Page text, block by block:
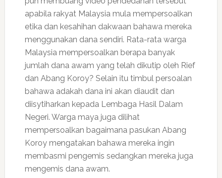
apabila rakyat Malaysia mula mempersoalkan
etika dan kesahihan dakwaan bahawa mereka
menggunakan dana sendiri. Rata-rata warga
Malaysia mempersoalkan berapa banyak
jumlah dana awam yang telah dikutip oleh Rief
dan Abang Koroy? Selain itu timbul persoalan
bahawa adakah dana ini akan diaudit dan
diisytiharkan kepada Lembaga Hasil Dalam
Negeri. Warga maya juga dilihat
mempersoalkan bagaimana pasukan Abang
Koroy mengatakan bahawa mereka ingin
membasmi pengemis sedangkan mereka juga
mengemis dana awam.